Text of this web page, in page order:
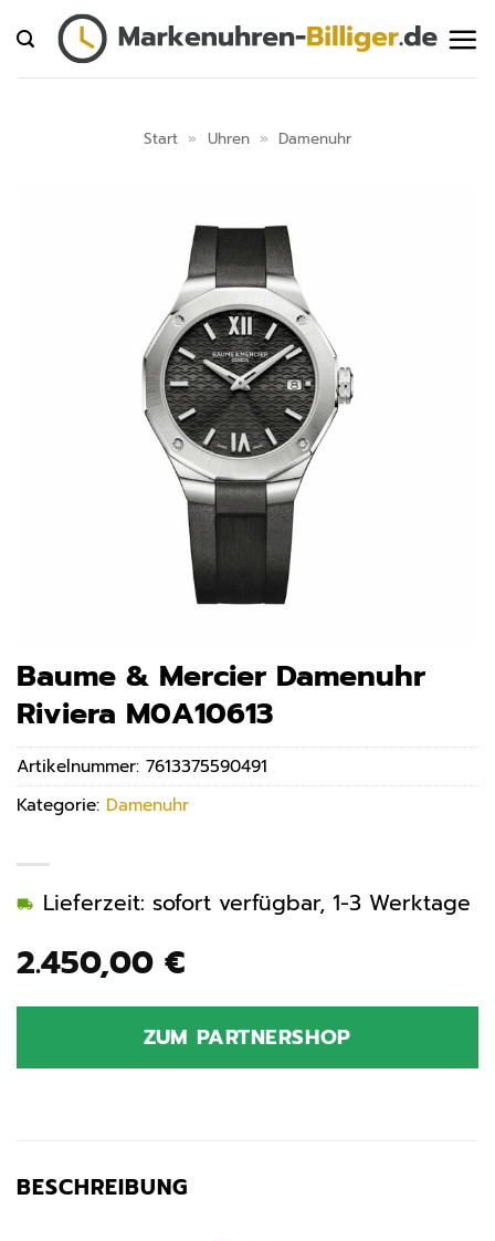
Inhalt
springen
Start » Uhren » Damenuhr
Baume & Mercier Damenuhr
Riviera M0A10613
2.450,00 €
Lieferzeit: sofort verfügbar, 1-3 Werktage
ZUM PARTNERSHOP
Artikelnummer: 7613375590491
Kategorie: Damenuhr
BESCHREIBUNG